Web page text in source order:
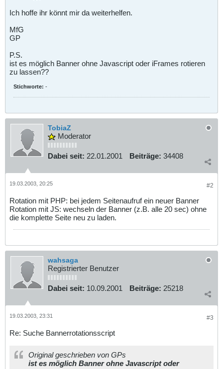
Ich hoffe ihr könnt mir da weiterhelfen.
MfG
GP
P.S.
ist es möglich Banner ohne Javascript oder iFrames rotieren
zu lassen??
Stichworte: -
TobiaZ
Moderator
Dabei seit: 22.01.2001 Beiträge: 34408
#2
19.03.2003, 20:25
Rotation mit PHP: bei jedem Seitenaufruf ein neuer Banner
Rotation mit JS: wechseln der Banner (z.B. alle 20 sec) ohne
die komplette Seite neu zu laden.
wahsaga
Registrierter Benutzer
Dabei seit: 10.09.2001 Beiträge: 25218
#3
19.03.2003, 23:31
Re: Suche Bannerrotationsscript
Original geschrieben von GPs
ist es möglich Banner ohne Javascript oder